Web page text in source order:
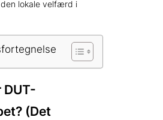
lokale velfærd i
DUT-
(Det